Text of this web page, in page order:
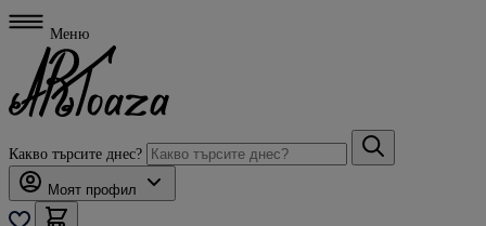
Меню
Какво търсите днес?
Моят профил